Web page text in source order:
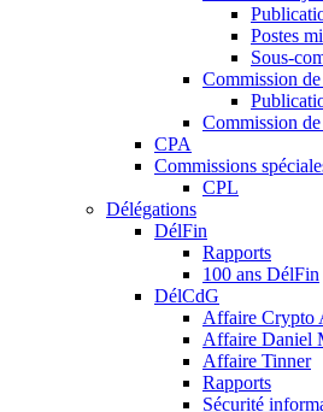
Postes
Sous-
Commission
Commission
CPA
Commissions
CPL
Délégations
DélFin
Rapports
100 ans DélFin
DélCdG
Affaire Crypto
Affaire Daniel
Affaire Tinner
Rapports
Sécurité